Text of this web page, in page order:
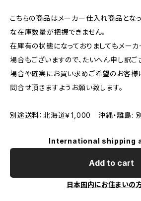
こちらの商品はメーカー仕入れ商品とな
な在庫数量が把握できません。
在庫有の状態になっておりましてもメーカ
場合もございますので、たいへん申し訳ご
場合や確実にお買い求めご希望のお客
問合せ頂きますようお願い致します。
別途送料：北海道￥1,000 沖縄・離島:
International shipping
Add to cart
日本国内にお住まいの